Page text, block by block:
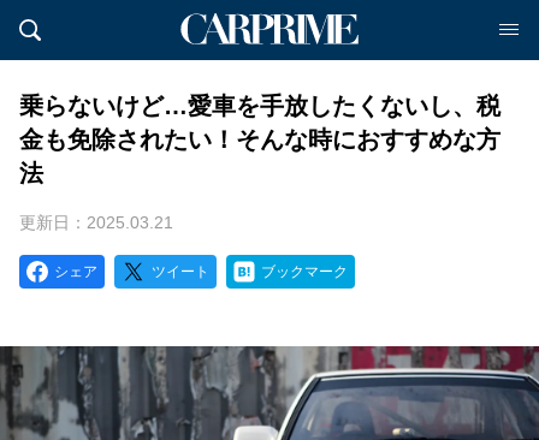
乗らないけど…愛車を手放したくないし、税
金も免除されたい！そんな時におすすめな方
法
更新日：2025.03.21
シェア ツイート ブックマーク